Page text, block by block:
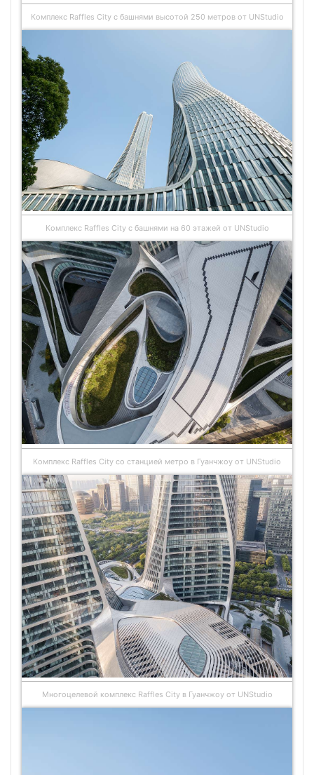
Комплекс Raffles City с башнями высотой 250 метров от UNStudio
Комплекс Raffles City с башнями на 60 этажей от UNStudio
Комплекс Raffles City со станцией метро в Гуанчжоу от UNStudio
Многоцелевой комплекс Raffles City в Гуанчжоу от UNStudio